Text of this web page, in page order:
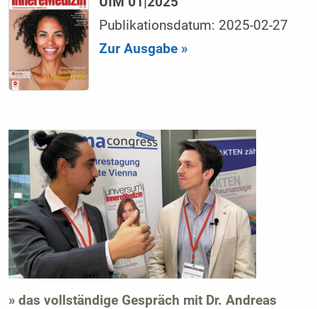
Publikationsdatum: 2025-02-27
Zur Ausgabe »
» das vollständige Gespräch mit Dr. Andreas